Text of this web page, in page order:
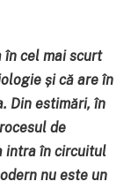
în cel mai scurt
și că are în
Din estimări, în
de
intra în circuitul
nu este un